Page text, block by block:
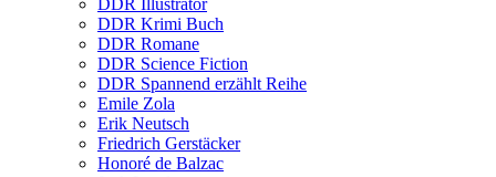
DDR Illustrator
DDR Krimi Buch
DDR Romane
DDR Science Fiction
DDR Spannend erzählt Reihe
Emile Zola
Erik Neutsch
Friedrich Gerstäcker
Honoré de Balzac